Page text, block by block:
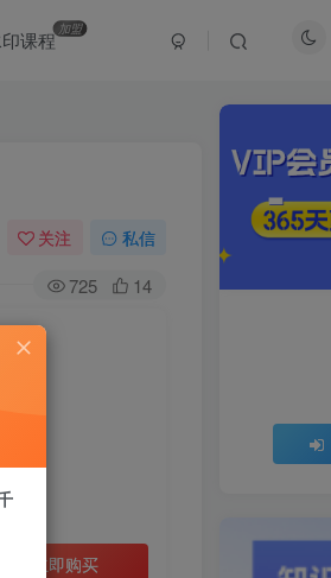
课程 加盟
关注 私信
725 14
立即购买